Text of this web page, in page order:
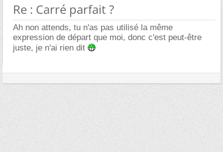
Re : Carré parfait ?
Ah non attends, tu n'as pas utilisé la même
expression de départ que moi, donc c'est peut-être
juste, je n'ai rien dit